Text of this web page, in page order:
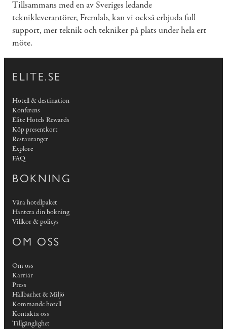
Tillsammans med en av Sveriges ledande
teknikleverantörer, Fremlab, kan vi också erbjuda full
support, mer teknik och tekniker på plats under hela ert
möte.
ELITE.SE
Hotell & destination
Konferens
Elite Hotels Rewards
Köp presentkort
Restauranger
Explore
FAQ
BOKNING
Våra hotellpaket
Hantera din bokning
Villkor & policys
OM OSS
Om oss
Karriär
Press
Hållbarhet & Miljö
Kommande hotell
Kontakta oss
Tillgänglighet